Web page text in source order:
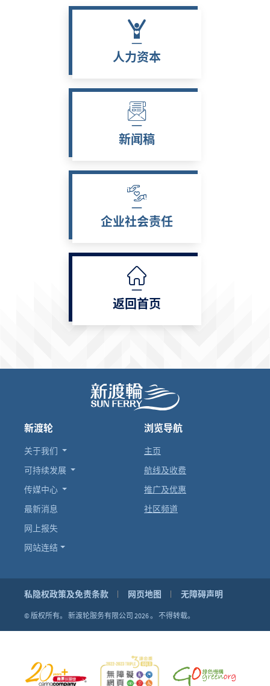
人力资本
新闻稿
企业社会责任
返回首页
新渡轮
关于我们
可持续发展
传媒中心
最新消息
网上报失
网站连结
浏览导航
主页
航线及收费
推广及优惠
社区频道
私隐权政策及免责条款 网页地图 无障碍声明
© 版权所有。 新渡轮服务有限公司 2026 。 不得转载。